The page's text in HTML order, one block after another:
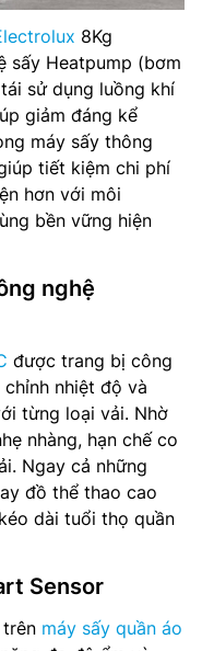
8Kg
sấy Heatpump (bơm
sử dụng luồng khí
giảm đáng kể
máy sấy thông
tiết kiệm chi phí
hơn với môi
bền vững hiện
nghệ
được trang bị công
nhiệt độ và
từng loại vải. Nhờ
nhàng, hạn chế co
Ngay cả những
đồ thể thao cao
dài tuổi thọ quần
Sensor
máy sấy quần áo